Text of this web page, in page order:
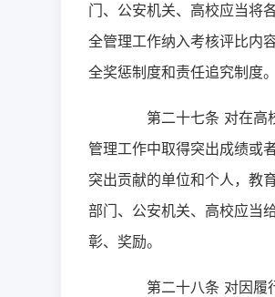
门、公安机关、高校应当将
全管理工作纳入考核评比内
全奖惩制度和责任追究制度。
第二十七条 对在高
管理工作中取得突出成绩或
突出贡献的单位和个人，教
部门、公安机关、高校应当
彰、奖励。
第二十八条 对因履